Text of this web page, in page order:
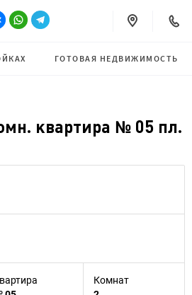
ГОТОВАЯ НЕДВИЖИМОСТЬ
квартира № 05 пл.
Комнат